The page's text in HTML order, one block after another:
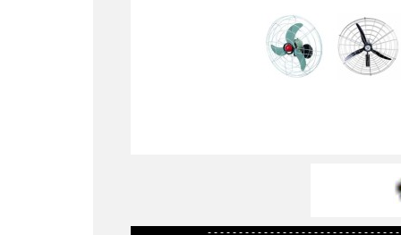
- - - - - - - - - - - - - - - - - - - - - - - - - - - - - -